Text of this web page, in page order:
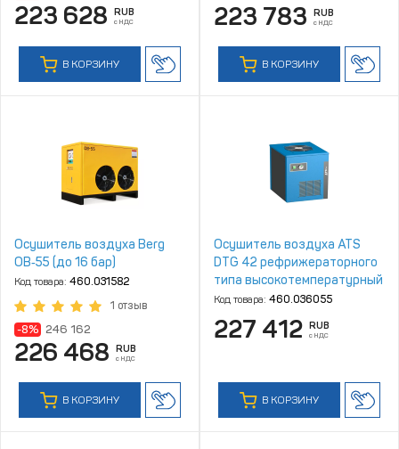
223 628 RUB
с НДС
В КОРЗИНУ
223 783 RUB
с НДС
В КОРЗИНУ
Осушитель воздуха Berg
ОВ‑55 (до 16 бар)
Код товара: 460.031582
1 отзыв
-8% 246 162
226 468 RUB
с НДС
В КОРЗИНУ
Осушитель воздуха ATS
DTG 42 рефрижераторного
типа высокотемпературный
Код товара: 460.036055
227 412 RUB
с НДС
В КОРЗИНУ